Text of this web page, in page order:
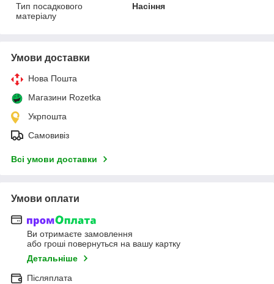
Тип посадкового
матеріалу
Насіння
Умови доставки
Нова Пошта
Магазини Rozetka
Укрпошта
Самовивіз
Всі умови доставки
Умови оплати
Ви отримаєте замовлення
або гроші повернуться на вашу картку
Детальніше
Післяплата